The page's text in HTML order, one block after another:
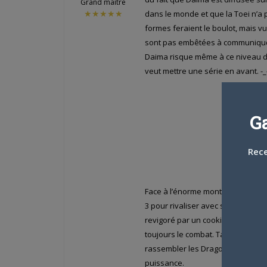
★★★★★
dans le monde et que la Toei
formes feraient le boulot, mais vu
sont pas embêtées à
Daima risque même à ce niveau
veut mettre une série en avant. -
Face à l’énorme montée en
3 pour rivaliser avec son
revigoré par un cookie taille XXL,
toujours le combat. Tandis
rassembler les Dragon Ball,
puissance.